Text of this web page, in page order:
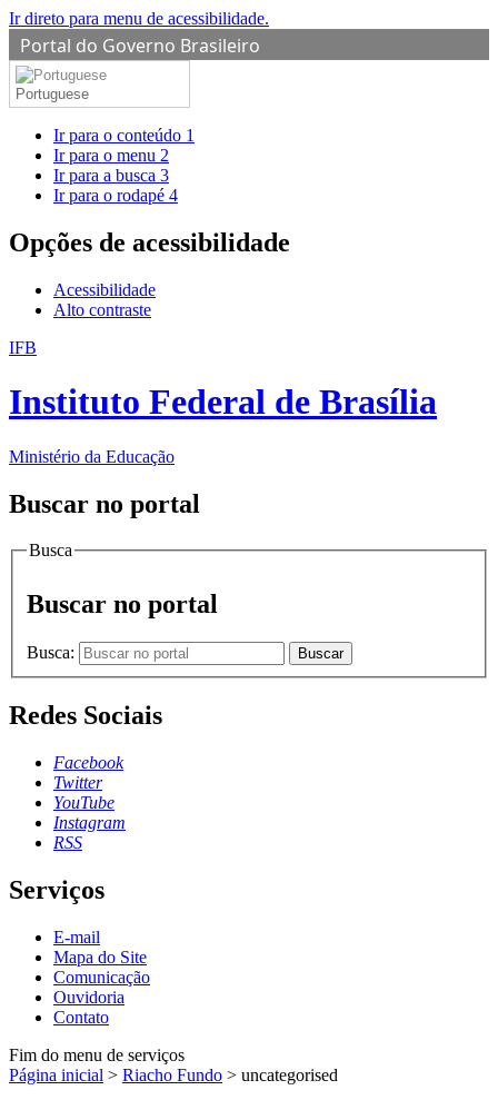
Ir direto para menu de acessibilidade.
Portal do Governo Brasileiro
Portuguese
Ir para o conteúdo 1
Ir para o menu 2
Ir para a busca 3
Ir para o rodapé 4
Opções de acessibilidade
Acessibilidade
Alto contraste
IFB
Instituto Federal de Brasília
Ministério da Educação
Buscar no portal
Busca
Buscar no portal
Busca: Buscar
Redes Sociais
Facebook
Twitter
YouTube
Instagram
RSS
Serviços
E-mail
Mapa do Site
Comunicação
Ouvidoria
Contato
Fim do menu de serviços
Página inicial > Riacho Fundo > uncategorised